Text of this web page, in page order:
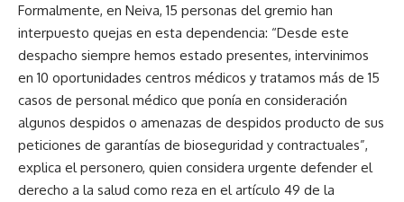
Formalmente, en Neiva, 15 personas del gremio han
interpuesto quejas en esta dependencia: “Desde este
despacho siempre hemos estado presentes, intervinimos
en 10 oportunidades centros médicos y tratamos más de 15
casos de personal médico que ponía en consideración
algunos despidos o amenazas de despidos producto de sus
peticiones de garantías de bioseguridad y contractuales”,
explica el personero, quien considera urgente defender el
derecho a la salud como reza en el artículo 49 de la